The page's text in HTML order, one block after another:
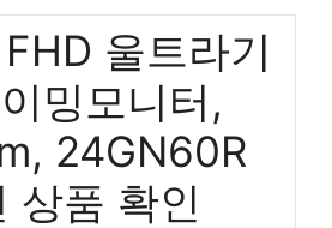
울트라기
밍모니터,
24GN60R
상품 확인